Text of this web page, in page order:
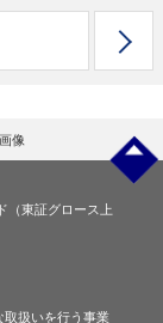
像
（東証グロース上
扱いを行う事業